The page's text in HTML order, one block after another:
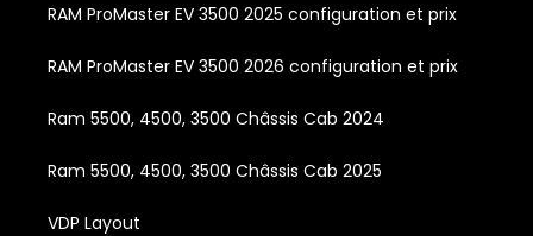
RAM ProMaster EV 3500 2025 configuration et prix
RAM ProMaster EV 3500 2026 configuration et prix
Ram 5500, 4500, 3500 Châssis Cab 2024
Ram 5500, 4500, 3500 Châssis Cab 2025
VDP Layout